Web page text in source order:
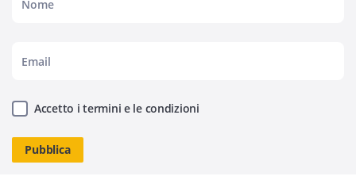
Accetto i termini e le condizioni